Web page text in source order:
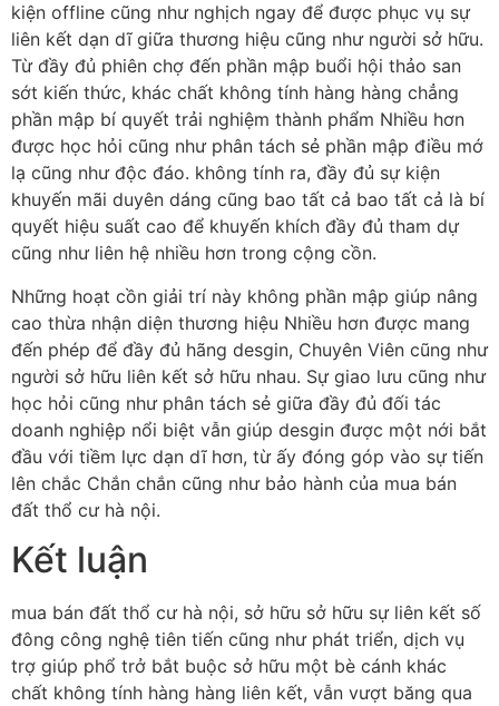
kiện offline cũng như nghịch ngay để được phục vụ sự
liên kết dạn dĩ giữa thương hiệu cũng như người sở hữu.
Từ đầy đủ phiên chợ đến phần mập buổi hội thảo san
sớt kiến thức, khác chất không tính hàng hàng chẳng
phần mập bí quyết trải nghiệm thành phẩm Nhiều hơn
được học hỏi cũng như phân tách sẻ phần mập điều mớ
lạ cũng như độc đáo. không tính ra, đầy đủ sự kiện
khuyến mãi duyên dáng cũng bao tất cả bao tất cả là bí
quyết hiệu suất cao để khuyến khích đầy đủ tham dự
cũng như liên hệ nhiều hơn trong cộng cồn.
Những hoạt cồn giải trí này không phần mập giúp nâng
cao thừa nhận diện thương hiệu Nhiều hơn được mang
đến phép để đầy đủ hãng desgin, Chuyên Viên cũng như
người sở hữu liên kết sở hữu nhau. Sự giao lưu cũng như
học hỏi cũng như phân tách sẻ giữa đầy đủ đối tác
doanh nghiệp nổi biệt vẫn giúp desgin được một nới bắt
đầu với tiềm lực dạn dĩ hơn, từ ấy đóng góp vào sự tiến
lên chắc Chắn chắn cũng như bảo hành của mua bán
đất thổ cư hà nội.
Kết luận
mua bán đất thổ cư hà nội, sở hữu sở hữu sự liên kết số
đông công nghệ tiên tiến cũng như phát triển, dịch vụ
trợ giúp phổ trở bắt buộc sở hữu một bè cánh khác
chất không tính hàng hàng liên kết, vẫn vượt băng qua